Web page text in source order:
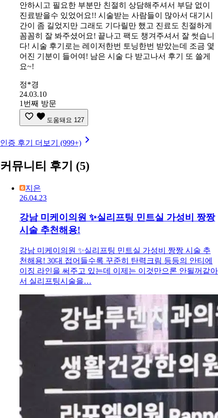
안하시고 필요한 부분만 친절히 상담해주셔서 부담 없이
진료받을수 있었어요!! 시술받는 사람들이 많아서 대기시
간이 좀 길었지만 그래도 기다릴만 했고 진료도 친절하게
꼼꼼히 잘 봐주셨어요! 끝나고 팩도 챙겨주셔서 잘 썻습니
다! 시술 후기로는 레이저한번 토닝한번 받았는데 조금 옃
어진 기분이 들어여! 남은 시술 다 받고나서 후기 또 쓸게
요~!
정*경
24.03.10
1번째 방문
도움돼요 127
인증 후기 더보기 (999+)
커뮤니티 후기 (5)
지은
26.04.23
강남 미케이의원 ✨실리프팅 민트실 가성비 짱짱
시술 추천해용!
강남 미케이의원 ✨실리프팅 민트실 가성비 짱짱 시술 추
천해용! 30대 접어들수록 꾸준히 탄력크림 등등의 안티에
이징 라인을 써주고 있는데 이제는 이것만으론 안될꺼같아
서 실리프팅시술을…